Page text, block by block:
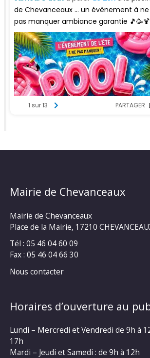
Mairie de Chevanceaux
Mairie de Chevanceaux
Place de la Mairie, 17210
Tél : 05 46 04 60 09
Fax : 05 46 04 66 30
Nous contacter
Horaires d’ouverture au
Lundi – Mercredi et Vendredi de 9h à
17h
Mardi – Jeudi et Samedi : de 9h à 12h